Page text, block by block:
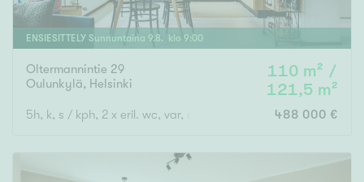
ENSIESITTELY Sunnuntaina 9.8. klo 9:00
Oltermannintie 29
Oulunkylä, Helsinki
110 m² /
121,5 m²
5h, k, s / kph, 2 x eril. wc, var, at 488 000 €